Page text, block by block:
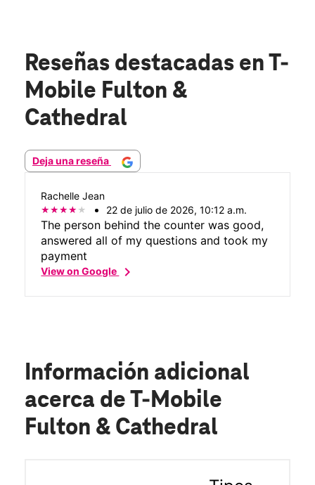
Reseñas destacadas en T-
Mobile Fulton &
Cathedral
Deja una reseña
Rachelle Jean
22 de julio de 2026, 10:12 a.m.
The person behind the counter was good,
answered all of my questions and took my
payment
View on Googlechevron_right
Información adicional
acerca de T-Mobile
Fulton & Cathedral